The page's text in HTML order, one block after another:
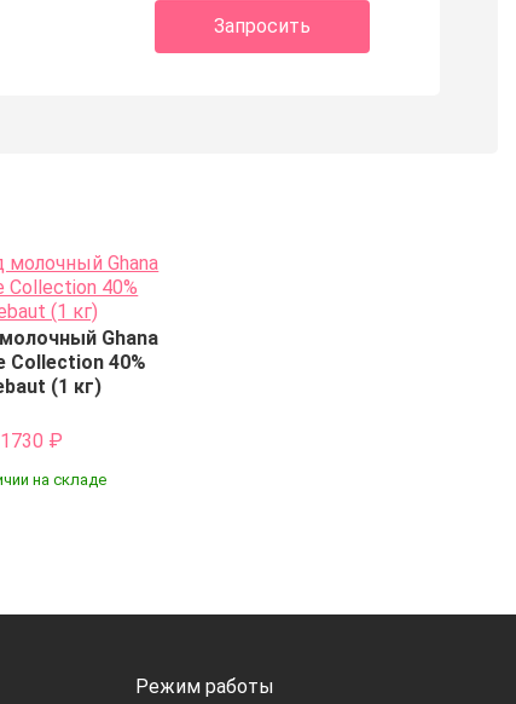
Запросить
Ghana
Collection 40%
(1 кг)
1730 ₽
на складе
Режим работы